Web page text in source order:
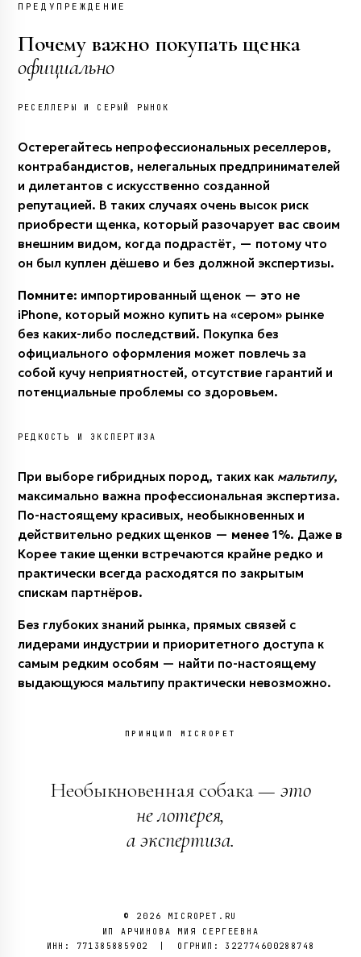
ПРЕДУПРЕЖДЕНИЕ
Почему важно покупать щенка
официально
РЕСЕЛЛЕРЫ И СЕРЫЙ РЫНОК
Остерегайтесь непрофессиональных реселлеров,
контрабандистов, нелегальных предпринимателей
и дилетантов с искусственно созданной
репутацией. В таких случаях очень высок риск
приобрести щенка, который разочарует вас своим
внешним видом, когда подрастёт, — потому что
он был куплен дёшево и без должной экспертизы.
Помните: импортированный щенок — это не
iPhone, который можно купить на «сером» рынке
без каких-либо последствий. Покупка без
официального оформления может повлечь за
собой кучу неприятностей, отсутствие гарантий и
потенциальные проблемы со здоровьем.
РЕДКОСТЬ И ЭКСПЕРТИЗА
При выборе гибридных пород, таких как мальтипу,
максимально важна профессиональная экспертиза.
По-настоящему красивых, необыкновенных и
действительно редких щенков — менее 1%. Даже в
Корее такие щенки встречаются крайне редко и
практически всегда расходятся по закрытым
спискам партнёров.
Без глубоких знаний рынка, прямых связей с
лидерами индустрии и приоритетного доступа к
самым редким особям — найти по-настоящему
выдающуюся мальтипу практически невозможно.
ПРИНЦИП MICROPET
Необыкновенная собака —это
не лотерея,
а экспертиза.
© 2026 MICROPET.RU
ИП АРЧИНОВА МИЯ СЕРГЕЕВНА
ИНН: 771385885902 | ОГРНИП: 322774600288748